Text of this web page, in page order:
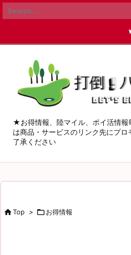
★お得情報、陸マイル、ポイ活情
は商品・サービスのリンク先にプ
了承ください
Top > お得情報